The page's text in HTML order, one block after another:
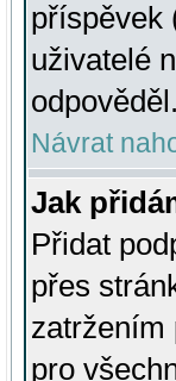
příspěvek
uživatelé
odpověděl.
Návrat
Jak
Přidat
přes
zatržením
pro